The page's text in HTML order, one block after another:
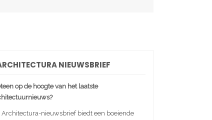
NIEUWSBRIEF
op de hoogte van het laatste
Architectura-nieuwsbrief biedt een boeiende